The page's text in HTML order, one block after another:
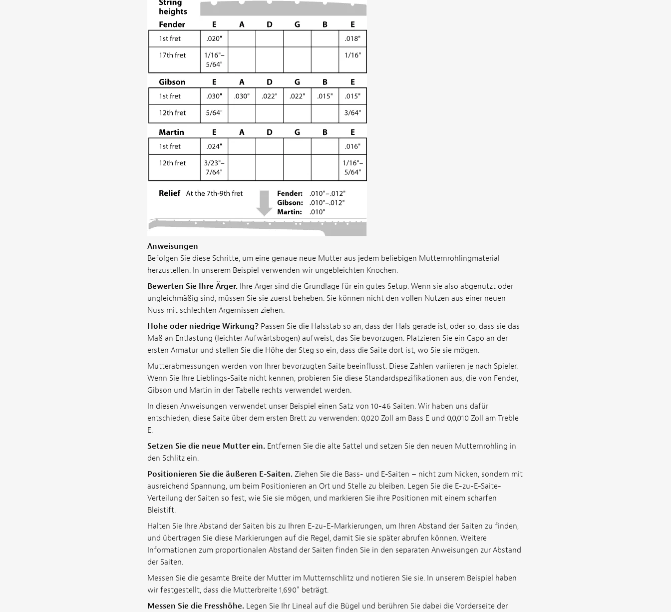
Anweisungen
Befolgen Sie diese Schritte, um eine genaue neue Mutter aus jedem beliebigen Mutternrohlingmaterial
herzustellen. In unserem Beispiel verwenden wir ungebleichten Knochen.
Bewerten Sie Ihre Ärger.Ihre Ärger sind die Grundlage für ein gutes Setup. Wenn sie also abgenutzt oder
ungleichmäßig sind, müssen Sie sie zuerst beheben. Sie können nicht den vollen Nutzen aus einer neuen
Nuss mit schlechten Ärgernissen ziehen.
Hohe oder niedrige Wirkung?Passen Sie die Halsstab so an, dass der Hals gerade ist, oder so, dass sie das
Maß an Entlastung (leichter Aufwärtsbogen) aufweist, das Sie bevorzugen. Platzieren Sie ein Capo an der
ersten Armatur und stellen Sie die Höhe der Steg so ein, dass die Saite dort ist, wo Sie sie mögen.
Mutterabmessungen werden von Ihrer bevorzugten Saite beeinflusst. Diese Zahlen variieren je nach Spieler.
Wenn Sie Ihre Lieblings-Saite nicht kennen, probieren Sie diese Standardspezifikationen aus, die von Fender,
Gibson und Martin in der Tabelle rechts verwendet werden.
In diesen Anweisungen verwendet unser Beispiel einen Satz von 10-46 Saiten. Wir haben uns dafür
entschieden, diese Saite über dem ersten Brett zu verwenden: 0,020 Zoll am Bass E und 0,0,010 Zoll am Treble
E.
Setzen Sie die neue Mutter ein.Entfernen Sie die alte Sattel und setzen Sie den neuen Mutternrohling in
den Schlitz ein.
Positionieren Sie die äußeren E-Saiten.Ziehen Sie die Bass- und E-Saiten – nicht zum Nicken, sondern mit
ausreichend Spannung, um beim Positionieren an Ort und Stelle zu bleiben. Legen Sie die E-zu-E-Saite-
Verteilung der Saiten so fest, wie Sie sie mögen, und markieren Sie ihre Positionen mit einem scharfen
Bleistift.
Halten Sie Ihre Abstand der Saiten bis zu Ihren E-zu-E-Markierungen, um Ihren Abstand der Saiten zu finden,
und übertragen Sie diese Markierungen auf die Regel, damit Sie sie später abrufen können. Weitere
Informationen zum proportionalen Abstand der Saiten finden Sie in den separaten Anweisungen zur Abstand
der Saiten.
Messen Sie die gesamte Breite der Mutter im Mutternschlitz und notieren Sie sie. In unserem Beispiel haben
wir festgestellt, dass die Mutterbreite 1,690" beträgt.
Messen Sie die Fresshöhe.Legen Sie Ihr Lineal auf die Bügel und berühren Sie dabei die Vorderseite der